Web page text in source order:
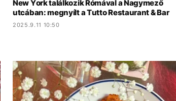
New York találkozik Rómával a Nagymező
utcában: megnyílt a Tutto Restaurant & Bar
2025.9.11 10:50